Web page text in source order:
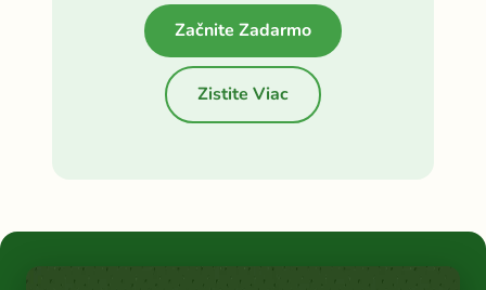
Začnite Zadarmo
Zistite Viac